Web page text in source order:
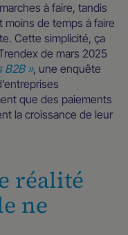
à faire, tandis
de temps à faire
Cette simplicité, ça
de mars 2025
B2B », une enquête
que des paiements
la croissance de leur
réalité
ne